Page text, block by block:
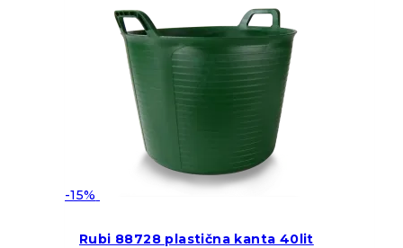
-15%
Rubi 88728 plastična kanta 40lit